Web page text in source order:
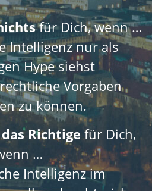
für Dich, wenn …
Intelligenz nur als
Hype siehst
Vorgaben
zu können.
das Richtige für Dich,
…
Intelligenz im